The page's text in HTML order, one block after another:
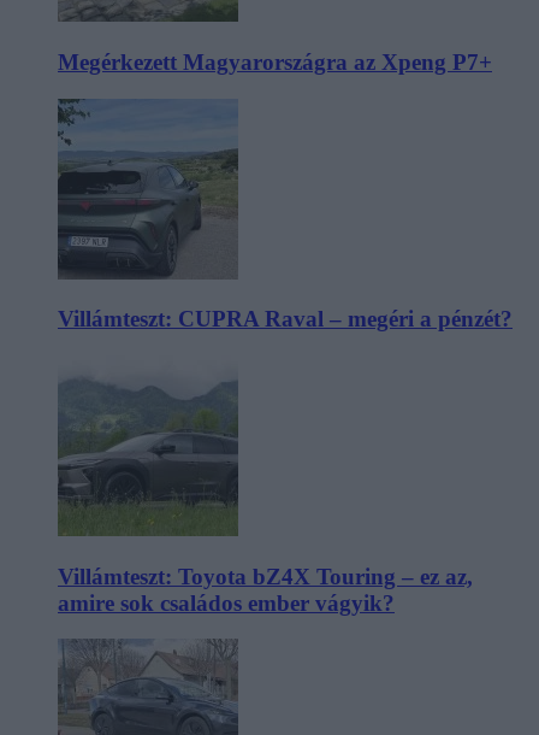
Megérkezett Magyarországra az Xpeng P7+
Villámteszt: CUPRA Raval – megéri a pénzét?
Villámteszt: Toyota bZ4X Touring – ez az,
amire sok családos ember vágyik?